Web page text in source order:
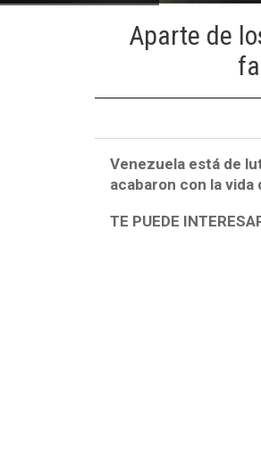
Aparte de
Venezuela está de
acabaron con la
TE PUEDE